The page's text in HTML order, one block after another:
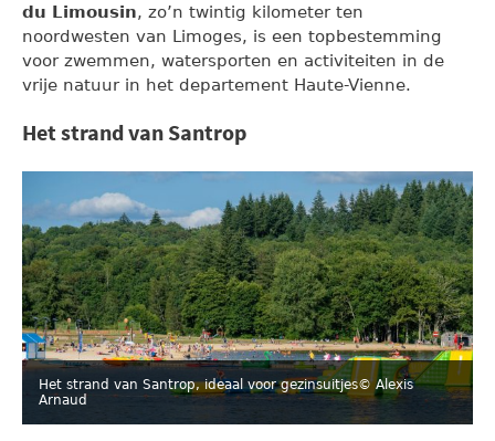
du Limousin, zo’n twintig kilometer ten
noordwesten van Limoges, is een topbestemming
voor zwemmen, watersporten en activiteiten in de
vrije natuur in het departement Haute-Vienne.
Het strand van Santrop
Het strand van Santrop, ideaal voor gezinsuitjes© Alexis
Arnaud